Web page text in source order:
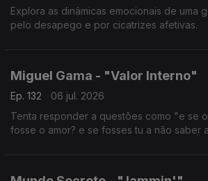
Explora as dinâmicas emocionais de uma
pelo desapego e por cicatrizes afetivas.
Miguel Gama - "Valor Interno"
Ep. 132
06 jul. 2026
Tenta responder a questões como "e se
fosse o amor? e se fosses tu a não saber